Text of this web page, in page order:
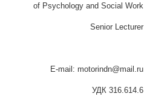
of Psychology and Social Work
Senior Lecturer
E-mail: motorindn@mail.ru
УДК 316.614.6